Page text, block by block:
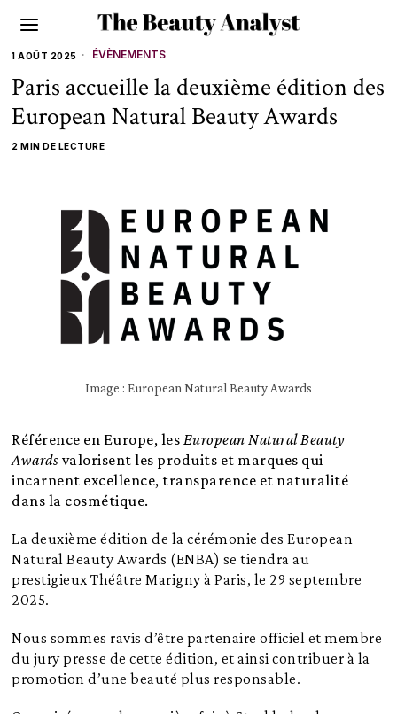
1 AOÛT 2025 ÉVÈNEMENTS
Paris accueille la deuxième édition des
European Natural Beauty Awards
2 MIN DE LECTURE
Image : European Natural Beauty Awards
Référence en Europe, les European Natural Beauty
Awards valorisent les produits et marques qui
incarnent excellence, transparence et naturalité
dans la cosmétique.
La deuxième édition de la cérémonie des European
Natural Beauty Awards (ENBA) se tiendra au
prestigieux Théâtre Marigny à Paris, le 29 septembre
2025.
Nous sommes ravis d’être partenaire officiel et membre
du jury presse de cette édition, et ainsi contribuer à la
promotion d’une beauté plus responsable.